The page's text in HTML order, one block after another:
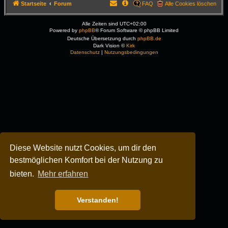
Diese Website nutzt Cookies, um dir den
bestmöglichen Komfort bei der Nutzung zu
bieten. Mehr erfahren
Verstanden!
Startseite Forum Alle Cookies löschen
FAQ
Alle Zeiten sind UTC+02:00
Powered by phpBB® Forum Software © phpBB Limited
Deutsche Übersetzung durch phpBB.de
Dark Vision ©Kirk
Datenschutz| Nutzungsbedingungen